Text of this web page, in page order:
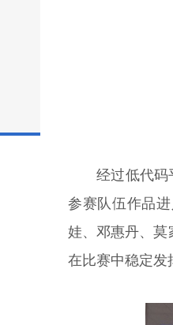
经过低代码
参赛队伍作品
娃、邓惠丹、莫
在比赛中稳定发